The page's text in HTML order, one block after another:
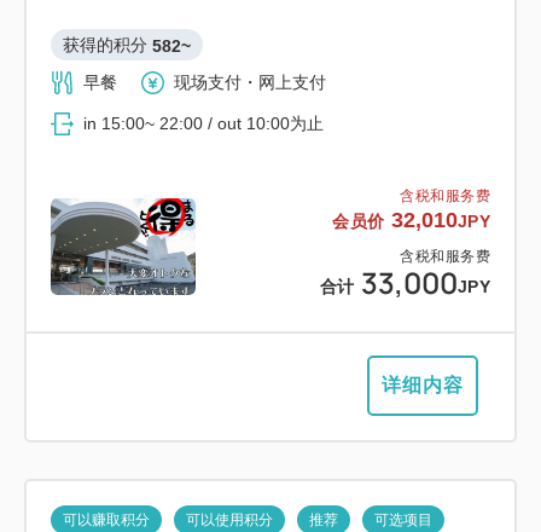
含税和服务费
会员价 32,010JPY
含税和服务费
合计 33,000JPY
获得的积分 582~
早餐
现场支付・网上支付
in 15:00~ 22:00 / out 10:00为止
详细内容
可以赚取积分 可以使用积分 推荐 可选项目